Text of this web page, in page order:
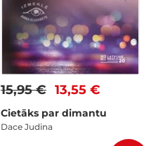
13,55 €
15,95 €
Cietāks par dimantu
Dace Judina